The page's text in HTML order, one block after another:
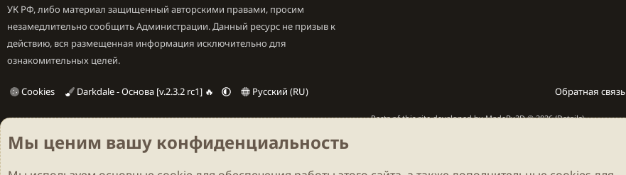
УК РФ, либо материал защищенный авторскими правами, просим
незамедлительно сообщить Администрации. Данный ресурс не призыв к
действию, вся размещенная информация исключительно для
ознакомительных целей.
Cookies Darkdale - Основа [v.2.3.2 rc1] 🔥 Русский (RU) Обратная связь
Parts of this site developed byMadeBy2D© 2026 (Details)
Мы ценим вашу конфиденциальность